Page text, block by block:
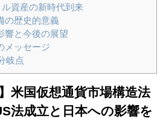
ル資産の新時代到来
の歴史的意義
響と今後の展望
メッセージ
岐点
米国仮想通貨市場構造法
法成立と日本への影響を